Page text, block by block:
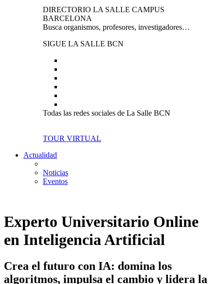
DIRECTORIO LA SALLE CAMPUS
BARCELONA
Busca organismos, profesores, investigadores…
SIGUE LA SALLE BCN
Todas las redes sociales de La Salle BCN
TOUR VIRTUAL
Actualidad
Noticias
Eventos
Experto Universitario Online
en Inteligencia Artificial
Crea el futuro con IA: domina los
algoritmos, impulsa el cambio y lidera la